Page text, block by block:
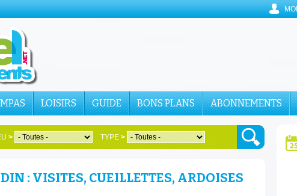
LOISIRS GUIDE BONS PLANS ABONNEMENTS
> TYPE>
: VISITES, CUEILLETTES, ARDOISES